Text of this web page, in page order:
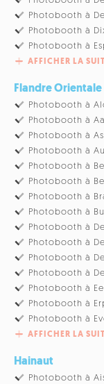
Photobooth à
Photobooth à
Photobooth à
AFFICHER LA
Flandre Orientale
Photobooth à
Photobooth à
Photobooth à
Photobooth à
Photobooth à
Photobooth à
Photobooth à
Photobooth à
Photobooth à
Photobooth à
Photobooth à
Photobooth à
Photobooth à
Photobooth à
Photobooth à
AFFICHER LA
Hainaut
Photobooth à